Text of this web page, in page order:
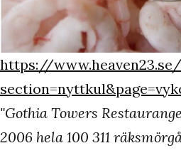
https://
"Gothia Towers
2006 hela 100 311